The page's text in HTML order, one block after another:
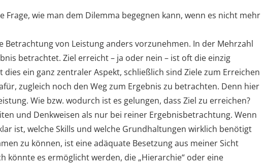
Frage, wie man dem Dilemma begegnen kann, wenn es nicht mehr
Betrachtung von Leistung anders vorzunehmen. In der Mehrzahl
betrachtet. Ziel erreicht – ja oder nein – ist oft die einzig
dies ein ganz zentraler Aspekt, schließlich sind Ziele zum Erreichen
zugleich noch den Weg zum Ergebnis zu betrachten. Denn hier
Wie bzw. wodurch ist es gelungen, dass Ziel zu erreichen?
und Denkweisen als nur bei reiner Ergebnisbetrachtung. Wenn
ist, welche Skills und welche Grundhaltungen wirklich benötigt
zu können, ist eine adäquate Besetzung aus meiner Sicht
könnte es ermöglicht werden, die „Hierarchie“ oder eine